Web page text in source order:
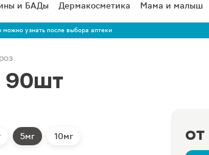
и БАДы Дермакосметика Мама и малыш
можно узнать после выбора аптеки
90шт
от
5мг 10мг